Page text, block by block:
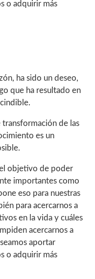
o adquirir más
ha sido un deseo,
que ha resultado en
de las
es un
el objetivo de poder
importantes como
eso para nuestras
para acercarnos a
en la vida y cuáles
acercarnos a
aportar
o adquirir más